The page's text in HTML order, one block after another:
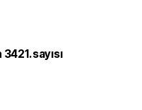
sayısı